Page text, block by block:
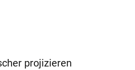
projizieren